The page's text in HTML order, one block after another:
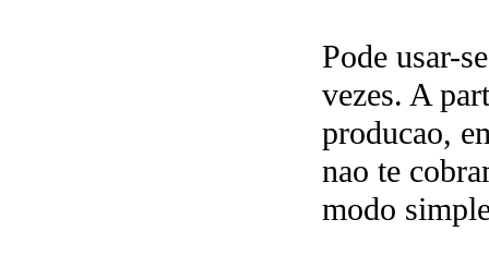
Pode usar-
vezes. A
producao,
nao te
modo